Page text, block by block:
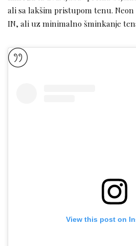
ali sa lakšim pristupom tenu.
IN, ali uz minimalno šminkanje
View this post on